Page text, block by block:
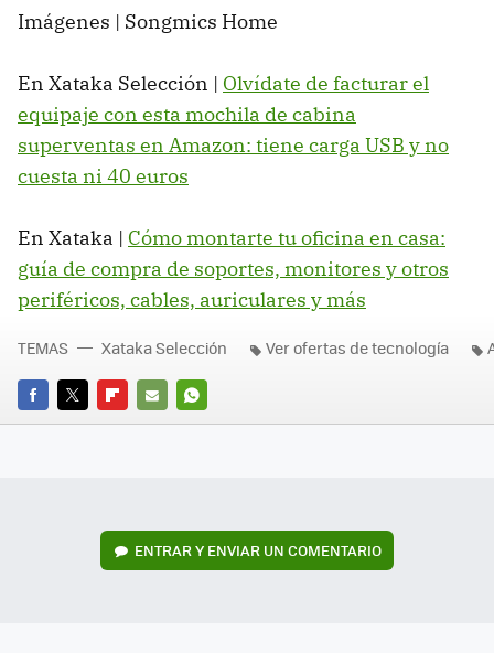
Imágenes | Songmics Home
En Xataka Selección | Olvídate de facturar el
equipaje con esta mochila de cabina
superventas en Amazon: tiene carga USB y no
cuesta ni 40 euros
En Xataka | Cómo montarte tu oficina en casa:
guía de compra de soportes, monitores y otros
periféricos, cables, auriculares y más
FACEBOOK
TWITTERFLIPBOARD
E-
WHATSAPP
TEMAS Xataka Selección Ver ofertas de tecnología
ENTRAR Y ENVIAR UN COMENTARIO